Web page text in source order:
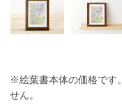
※絵葉書本体の価格です
せん。